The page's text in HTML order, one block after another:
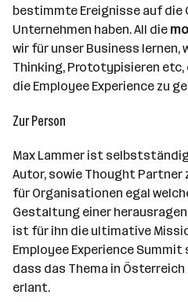
bestimmte Ereignisse auf die
Unternehmen haben. All die
wir für unser Business lernen,
Thinking, Prototypisieren etc,
die Employee Experience zu
Zur Person
Max Lammer ist
Autor, sowie Thought Partner
für Organisationen egal
Gestaltung einer
ist für ihn die ultimative
Employee Experience
dass das Thema in
erlant.